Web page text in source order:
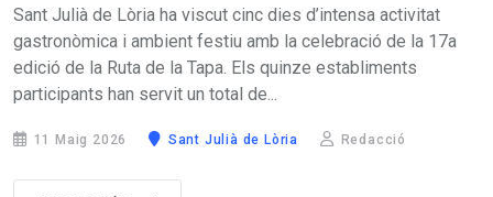
Sant Julià de Lòria ha viscut cinc dies d’intensa activitat
gastronòmica i ambient festiu amb la celebració de la 17a
edició de la Ruta de la Tapa. Els quinze establiments
participants han servit un total de...
11 Maig 2026 Sant Julià de Lòria Redacció